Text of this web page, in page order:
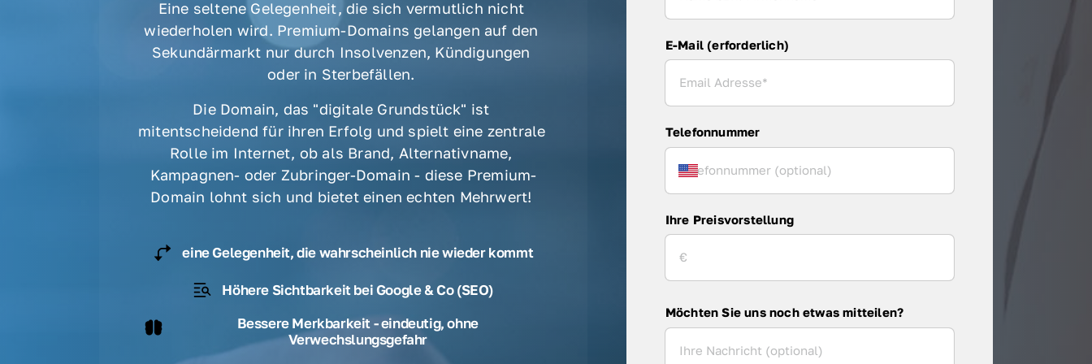
Eine seltene Gelegenheit, die sich vermutlich nicht
wiederholen wird. Premium-Domains gelangen auf den
Sekundärmarkt nur durch Insolvenzen, Kündigungen
oder in Sterbefällen.
Die Domain, das "digitale Grundstück" ist
mitentscheidend für ihren Erfolg und spielt eine zentrale
Rolle im Internet, ob als Brand, Alternativname,
Kampagnen- oder Zubringer-Domain - diese Premium-
Domain lohnt sich und bietet einen echten Mehrwert!
eine Gelegenheit, die wahrscheinlich nie wieder kommt
Höhere Sichtbarkeit bei Google & Co (SEO)
Bessere Merkbarkeit - eindeutig, ohne
Verwechslungsgefahr
E-Mail (erforderlich)
Telefonnummer
Ihre Preisvorstellung
Möchten Sie uns noch etwas mitteilen?